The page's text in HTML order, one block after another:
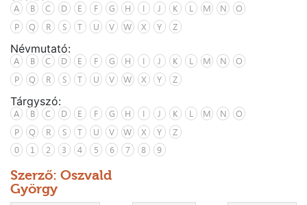
A B C D E F G H I J K L M N
O
P
Q R S T U V W X Y Z
Névmutató:
A B C D E F G H I J K L M N
O
P
Q R S T U V W X Y Z
Tárgyszó:
A B C D E F G H I J K L M N
O
P
Q R S T U V W X Y
Z
0
1 2 3 4 5 6 7 8 9
Szerző: Oszvald
György